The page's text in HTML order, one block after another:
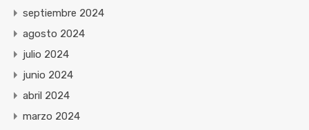
septiembre 2024
agosto 2024
julio 2024
junio 2024
abril 2024
marzo 2024